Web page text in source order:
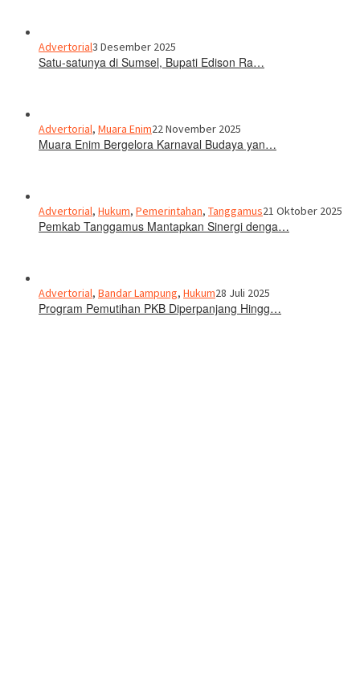
Advertorial3 Desember 2025
Satu-satunya di Sumsel, Bupati Edison Ra…
Advertorial, Muara Enim22 November 2025
Muara Enim Bergelora Karnaval Budaya yan…
Advertorial, Hukum, Pemerintahan, Tanggamus21 Oktober 2025
Pemkab Tanggamus Mantapkan Sinergi denga…
Advertorial, Bandar Lampung, Hukum28 Juli 2025
Program Pemutihan PKB Diperpanjang Hingg…